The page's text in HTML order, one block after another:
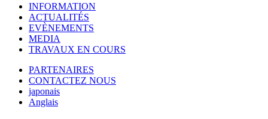
INFORMATION
ACTUALITÉS
EVÈNEMENTS
MEDIA
TRAVAUX EN COURS
PARTENAIRES
CONTACTEZ NOUS
japonais
Anglais